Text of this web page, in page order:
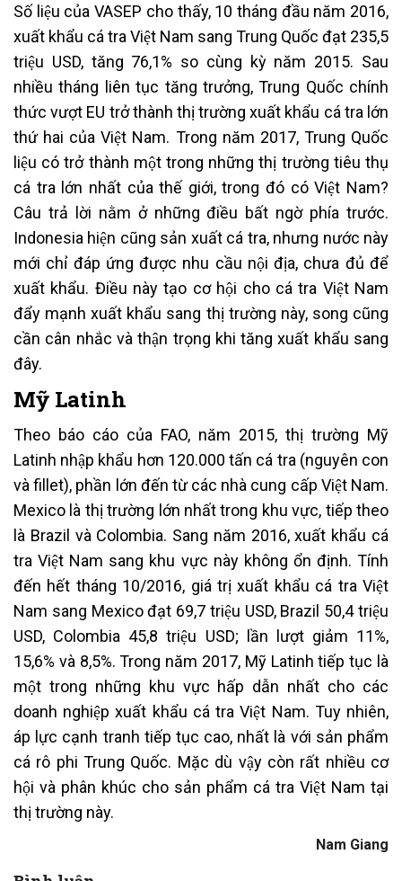
Số liệu của VASEP cho thấy, 10 tháng đầu năm 2016,
xuất khẩu cá tra Việt Nam sang Trung Quốc đạt 235,5
triệu USD, tăng 76,1% so cùng kỳ năm 2015. Sau
nhiều tháng liên tục tăng trưởng, Trung Quốc chính
thức vượt EU trở thành thị trường xuất khẩu cá tra lớn
thứ hai của Việt Nam. Trong năm 2017, Trung Quốc
liệu có trở thành một trong những thị trường tiêu thụ
cá tra lớn nhất của thế giới, trong đó có Việt Nam?
Câu trả lời nằm ở những điều bất ngờ phía trước.
Indonesia hiện cũng sản xuất cá tra, nhưng nước này
mới chỉ đáp ứng được nhu cầu nội địa, chưa đủ để
xuất khẩu. Điều này tạo cơ hội cho cá tra Việt Nam
đẩy mạnh xuất khẩu sang thị trường này, song cũng
cần cân nhắc và thận trọng khi tăng xuất khẩu sang
đây.
Mỹ Latinh
Theo báo cáo của FAO, năm 2015, thị trường Mỹ
Latinh nhập khẩu hơn 120.000 tấn cá tra (nguyên con
và fillet), phần lớn đến từ các nhà cung cấp Việt Nam.
Mexico là thị trường lớn nhất trong khu vực, tiếp theo
là Brazil và Colombia. Sang năm 2016, xuất khẩu cá
tra Việt Nam sang khu vực này không ổn định. Tính
đến hết tháng 10/2016, giá trị xuất khẩu cá tra Việt
Nam sang Mexico đạt 69,7 triệu USD, Brazil 50,4 triệu
USD, Colombia 45,8 triệu USD; lần lượt giảm 11%,
15,6% và 8,5%. Trong năm 2017, Mỹ Latinh tiếp tục là
một trong những khu vực hấp dẫn nhất cho các
doanh nghiệp xuất khẩu cá tra Việt Nam. Tuy nhiên,
áp lực cạnh tranh tiếp tục cao, nhất là với sản phẩm
cá rô phi Trung Quốc. Mặc dù vậy còn rất nhiều cơ
hội và phân khúc cho sản phẩm cá tra Việt Nam tại
thị trường này.
Nam Giang